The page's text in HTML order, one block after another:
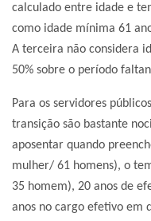
calculado entre idade e
como idade mínima 61
A terceira não considera
50% sobre o período
Para os servidores
transição são bastante
aposentar quando
mulher/ 61 homens), o
35 homem), 20 anos de
anos no cargo efetivo em